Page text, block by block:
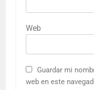
Web
Guardar mi
web en este